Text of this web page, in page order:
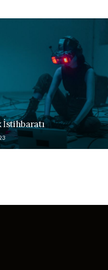
İstihbaratı